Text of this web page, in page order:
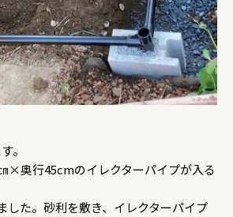
。
×奥行45cmのイレクターパイプが入る
した。砂利を敷き、イレクターパイプ